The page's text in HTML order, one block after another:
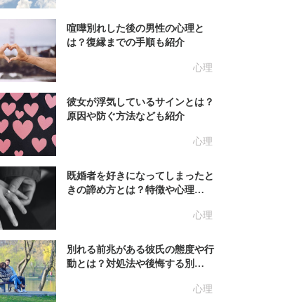
心理
喧嘩別れした後の男性の心理と
は？復縁までの手順も紹介
心理
彼女が浮気しているサインとは？
原因や防ぐ方法なども紹介
心理
既婚者を好きになってしまったと
きの諦め方とは？特徴や心理…
心理
別れる前兆がある彼氏の態度や行
動とは？対処法や後悔する別…